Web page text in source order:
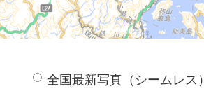
全国最新写真（シームレス